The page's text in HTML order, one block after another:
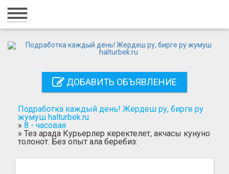
Главная
Контакты
Добавить объявление
Поиск
ДОБАВИТЬ ОБЪЯВЛЕНИЕ
Подработка каждый день! Жердеш ру, бирге ру
жумуш halturbek.ru
» 8 - часовая
» Тез арада Курьерлер керектелет, акчасы кунуно
толонот. Без опыт ала беребиз: